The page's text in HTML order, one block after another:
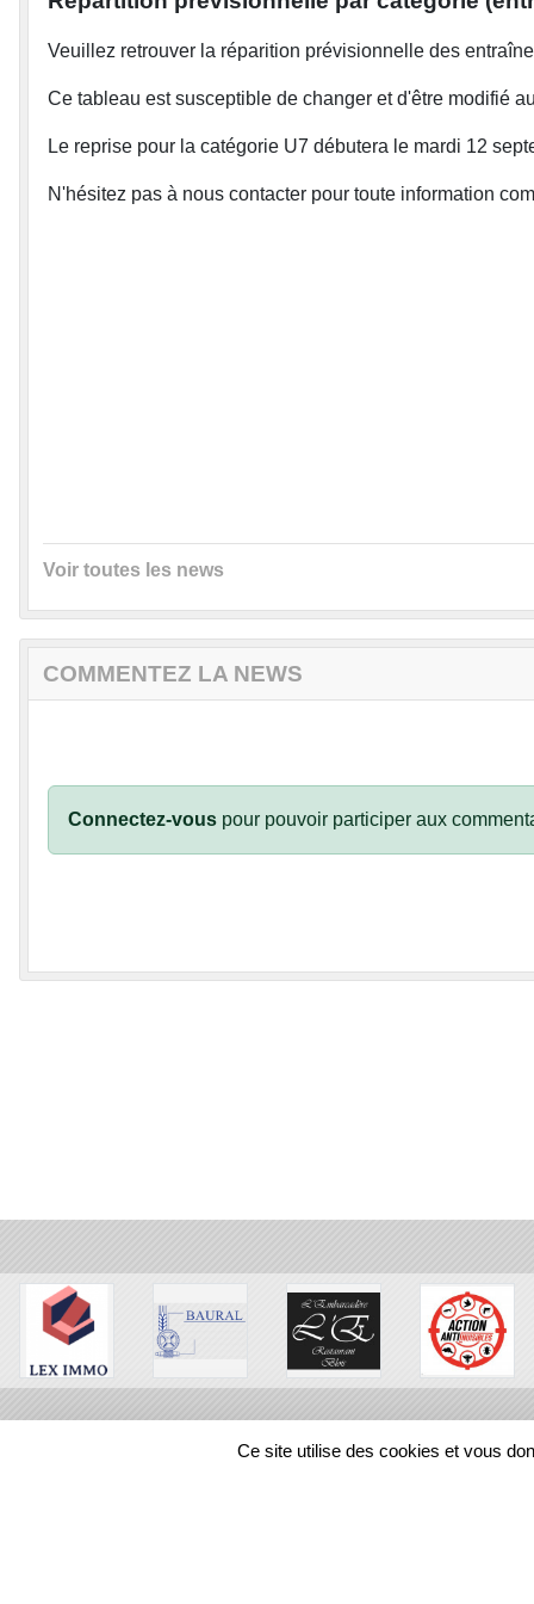
Veuillez retrouver la réparition prévisionnelle des
Ce tableau est susceptible de changer et d'être modifié
Le reprise pour la catégorie U7 débutera le mardi 12
N'hésitez pas à nous contacter pour toute information
Voir toutes les news
COMMENTEZ LA NEWS
Connectez-vous pour pouvoir participer aux
Ce site utilise des cookies et vous